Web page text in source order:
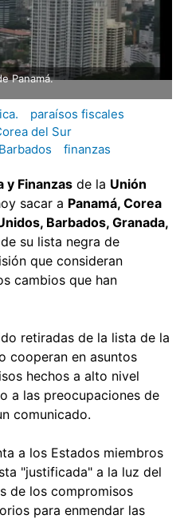
Panamá.
paraísos fiscales
del Sur
Barbados finanzas
y Finanzas de la Unión
sacar a Panamá, Corea
Barbados, Granada,
de su lista negra de
que consideran
cambios que han
retiradas de la lista de la
cooperan en asuntos
hechos a alto nivel
a las preocupaciones de
comunicado.
a los Estados miembros
"justificada" a la luz del
de los compromisos
para enmendar las